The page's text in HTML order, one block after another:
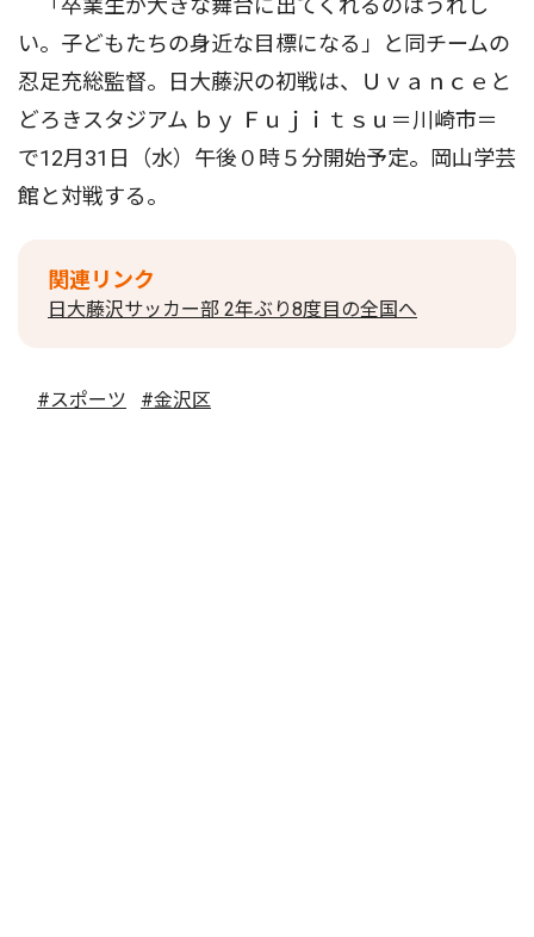
「卒業生が大きな舞台に出てくれるのはうれし
い。子どもたちの身近な目標になる」と同チームの
忍足充総監督。日大藤沢の初戦は、Ｕｖａｎｃｅと
どろきスタジアム ｂｙ Ｆｕｊｉｔｓｕ＝川崎市＝
で12月31日（水）午後０時５分開始予定。岡山学芸
館と対戦する。
関連リンク
日大藤沢サッカー部 2年ぶり8度目の全国へ
#スポーツ #金沢区